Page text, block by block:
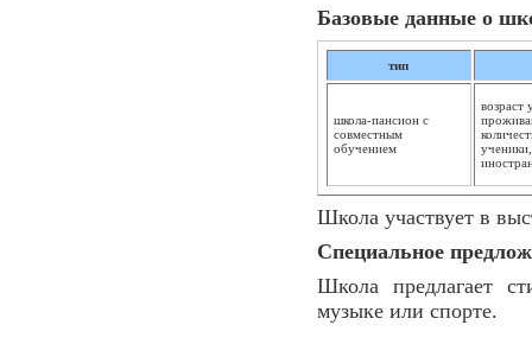
Базовые данные о
тип
школа-пансион с
совместным
обучением
возраст
Школа участвует в
Специальное
Школа предлагает
музыке или спорте.